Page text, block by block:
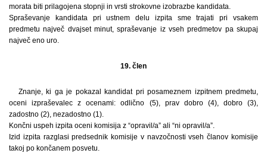
morata biti prilagojena stopnji in vrsti strokovne izobrazbe kandidata.
Spraševanje kandidata pri ustnem delu izpita sme trajati pri vsakem
predmetu največ dvajset minut, spraševanje iz vseh predmetov pa skupaj
največ eno uro.
19. člen
Znanje, ki ga je pokazal kandidat pri posameznem izpitnem predmetu,
oceni izpraševalec z ocenami: odlično (5), prav dobro (4), dobro (3),
zadostno (2), nezadostno (1).
Končni uspeh izpita oceni komisija z “opravil/a” ali “ni opravil/a”.
Izid izpita razglasi predsednik komisije v navzočnosti vseh članov komisije
takoj po končanem posvetu.